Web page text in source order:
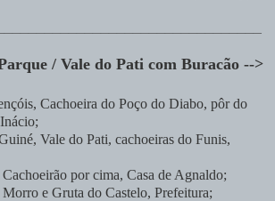
/ Vale do Pati com Buracão -->
Cachoeira do Poço do Diabo, pôr do
Vale do Pati, cachoeiras do Funis,
por cima, Casa de Agnaldo;
e Gruta do Castelo, Prefeitura;